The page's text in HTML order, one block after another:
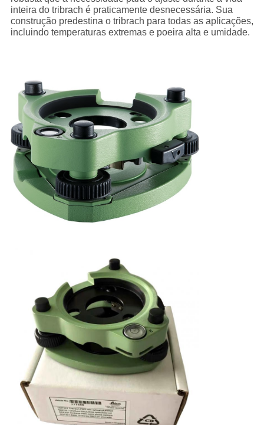
inteira do tribrach é praticamente desnecessária. Sua
construção predestina o tribrach para todas as aplicações,
incluindo temperaturas extremas e poeira alta e umidade.